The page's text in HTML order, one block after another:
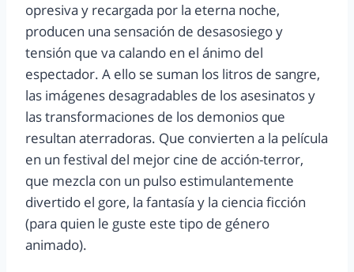
opresiva y recargada por la eterna noche,
producen una sensación de desasosiego y
tensión que va calando en el ánimo del
espectador. A ello se suman los litros de sangre,
las imágenes desagradables de los asesinatos y
las transformaciones de los demonios que
resultan aterradoras. Que convierten a la película
en un festival del mejor cine de acción-terror,
que mezcla con un pulso estimulantemente
divertido el gore, la fantasía y la ciencia ficción
(para quien le guste este tipo de género
animado).